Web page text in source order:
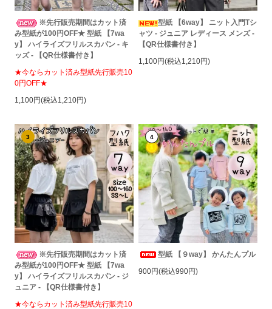
※先行販売期間はカット済
み型紙が100円OFF★ 型紙 【7wa
y】 ハイライズフリルスカパン - キ
ッズ - 【QR仕様書付き】
★今ならカット済み型紙先行販売10
0円OFF★
1,100円(税込1,210円)
型紙 【6way】 ニット入門Tシ
ャツ - ジュニア レディース メンズ -
【QR仕様書付き】
1,100円(税込1,210円)
3
※先行販売期間はカット済
み型紙が100円OFF★ 型紙 【7wa
y】 ハイライズフリルスカパン - ジ
ュニア - 【QR仕様書付き】
★今ならカット済み型紙先行販売10
4
型紙 【９way】 かんたんプル
900円(税込990円)